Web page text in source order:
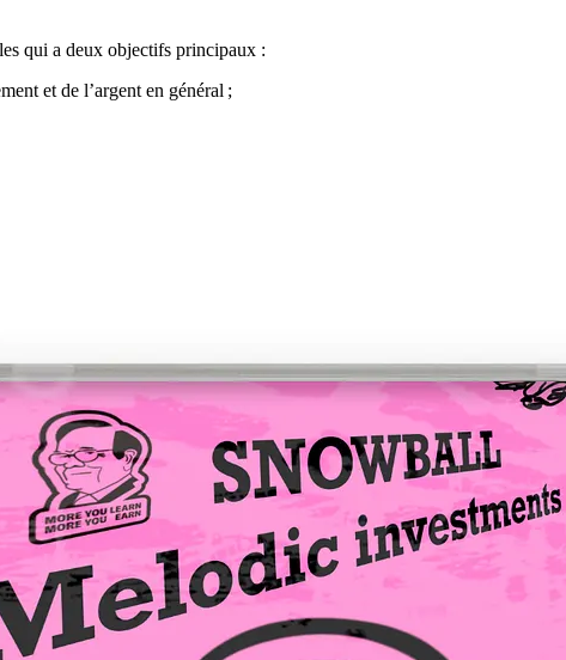
qui a deux objectifs principaux :
et de l’argent en général ;